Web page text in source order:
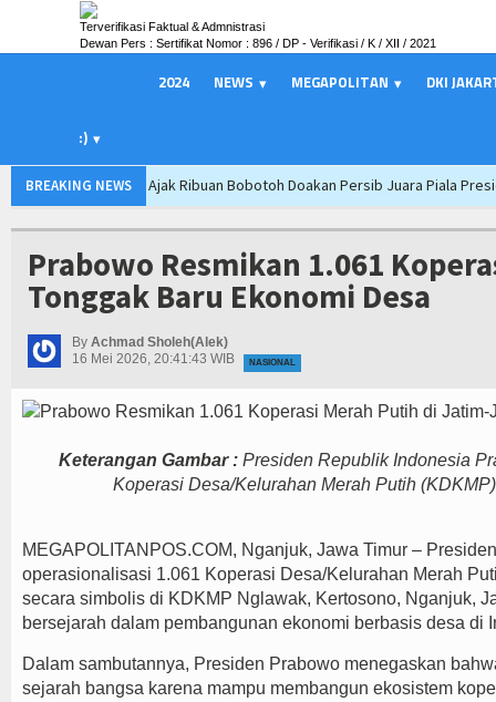
Terverifikasi Faktual & Admnistrasi
Dewan Pers : Sertifikat Nomor : 896 / DP - Verifikasi / K / XII / 2021
2024 NEWS MEGAPOLITAN DKI
:)
BREAKING NEWS
Bupati Majalengka Ajak Ribuan Bobotoh Doakan Persib Juara Piala
Kapolres Majalengka Ajak Bobotoh Junjung Sportivitas Saat Nobar
PTPN I Ubah Aset Jadi Mesin Pertumbuhan, Cafe dan Gerai Produk Hilir
PWI dan AFPI Perkuat Literasi Keuangan, Edukasi Wartawan Lawan
Majalengka Siaga Narkoba, UNMA dan Bupati Satukan Langkah Lawan
Prabowo Resmikan 1.061
Tonggak Baru Ekonomi Desa
By Achmad Sholeh(Alek)
16 Mei 2026, 20:41:43 WIB
NASIONAL
Keterangan Gambar : Presiden Republik Indonesia
Koperasi Desa/Kelurahan Merah Putih
MEGAPOLITANPOS.COM, Nganjuk, Jawa Timur –
operasionalisasi 1.061 Koperasi Desa/Kelurahan Merah
secara simbolis di KDKMP Nglawak, Kertosono, Nganjuk,
bersejarah dalam pembangunan ekonomi berbasis desa di
Dalam sambutannya, Presiden Prabowo menegaskan
sejarah bangsa karena mampu membangun ekosistem